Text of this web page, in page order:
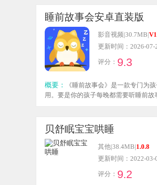
睡前故事会安卓直装版
影音视频|30.7MB|
更新时间：2026-07-
评分： 9.3
概要：
《睡前故事会》是一款专门为
用。要是你的孩子每晚都需要听睡前
来体验吧。
贝舒眠宝宝哄睡
其他|38.4MB|1.0.8
更新时间：2022-03-
评分： 9.2